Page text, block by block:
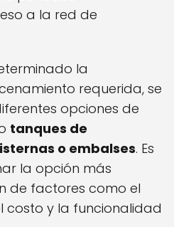
a la red de
la
requerida, se
opciones de
tanques de
o embalses. Es
la opción más
de factores como el
costo y la funcionalidad